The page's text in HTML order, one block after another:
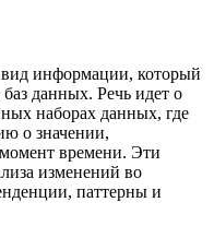
информации, который
данных. Речь идет о
наборах данных, где
о значении,
времени. Эти
изменений во
паттерны и